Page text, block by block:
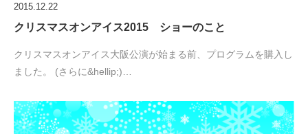
2015.12.22
クリスマスオンアイス2015 ショーのこと
クリスマスオンアイス大阪公演が始まる前、プログラムを購入し
ました。 (さらに&hellip;)…